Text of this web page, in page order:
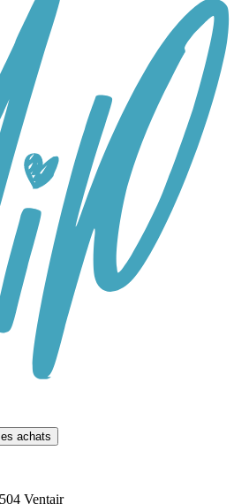
achats
Ventair